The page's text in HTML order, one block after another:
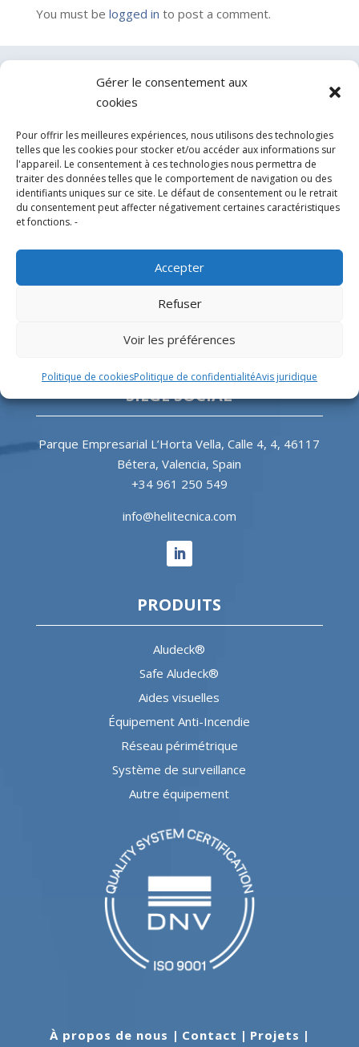
Gérer le consentement aux
cookies
Pour offrir les meilleures expériences, nous utilisons des technologies
telles que les cookies pour stocker et/ou accéder aux informations sur
l'appareil. Le consentement à ces technologies nous permettra de
traiter des données telles que le comportement de navigation ou des
identifiants uniques sur ce site. Le défaut de consentement ou le retrait
du consentement peut affecter négativement certaines caractéristiques
et fonctions. -
Accepter
Refuser
Voir les préférences
Politique de cookiesPolitique de confidentialitéAvis juridique
You must be logged in to post a comment.
d’hélistations en aluminium et d’équipements
correspondants pour l’industrie offshore et le
secteur hospitalier.
SIÈGE SOCIAL
Parque Empresarial L’Horta Vella, Calle 4, 4, 46117
Bétera, Valencia, Spain
+34 961 250 549
info@helitecnica.com
PRODUITS
Aludeck®
Safe Aludeck®
Aides visuelles
Équipement Anti-Incendie
Réseau périmétrique
Système de surveillance
Autre équipement
À propos de nous | Contact | Projets |